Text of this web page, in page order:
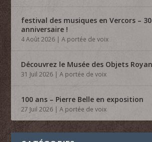
festival des musiques en Vercors –
anniversaire !
4 Août 2026 |A portée de voix
Découvrez le Musée des Objets
31 Juil 2026 |A portée de voix
100 ans – Pierre Belle en exposition
27 Juil 2026 |A portée de voix